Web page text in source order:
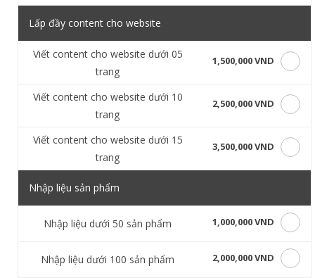
Lấp đầy content cho website
Viết content cho website dưới 05
trang
1,500,000 VND
Viết content cho website dưới 10
trang
2,500,000 VND
Viết content cho website dưới 15
trang
3,500,000 VND
Nhập liệu sản phẩm
Nhập liệu dưới 50 sản phẩm 1,000,000 VND
Nhập liệu dưới 100 sản phẩm 2,000,000 VND